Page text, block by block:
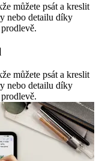
můžete psát a kreslit
nebo detailu díky
můžete psát a kreslit
nebo detailu díky